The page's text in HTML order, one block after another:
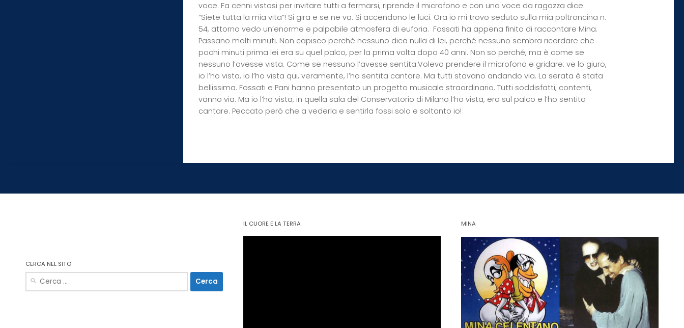
voce. Fa cenni vistosi per invitare tutti a fermarsi, riprende il microfono e con una voce da ragazza dice:
“Siete tutta la mia vita”! Si gira e se ne va. Si accendono le luci. Ora io mi trovo seduto sulla mia poltroncina n.
54, attorno vedo un’enorme e palpabile atmosfera di euforia. Fossati ha appena finito di raccontare Mina.
Passano molti minuti. Non capisco perché nessuno dica nulla di lei, perché nessuno sembra ricordare che
pochi minuti prima lei era su quel palco, per la prima volta dopo 40 anni. Non so perché, ma è come se
nessuno l’avesse vista. Come se nessuno l’avesse sentita.Volevo prendere il microfono e gridare: ve lo giuro,
io l’ho vista, io l’ho vista qui, veramente, l’ho sentita cantare. Ma tutti stavano andando via. La serata è stata
bellissima. Fossati e Pani hanno presentato un progetto musicale straordinario. Tutti soddisfatti, contenti,
vanno via. Ma io l’ho vista, in quella sala del Conservatorio di Milano l’ho vista, era sul palco e l’ho sentita
cantare. Peccato però che a vederla e sentirla fossi solo e soltanto io!
CERCA NEL SITO
Ricerca
per:
IL CUORE E LA TERRA MINA